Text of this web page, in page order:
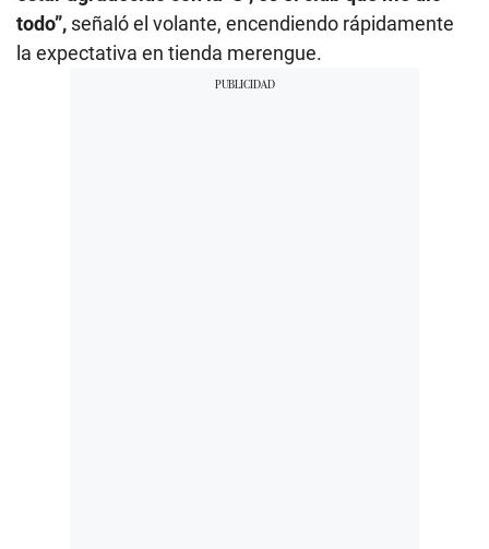
todo”, señaló el volante, encendiendo rápidamente
la expectativa en tienda merengue.